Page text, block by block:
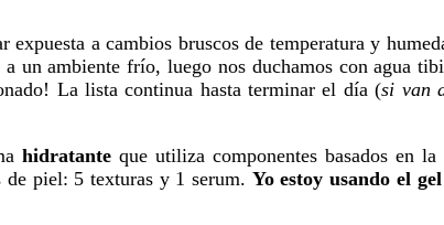
expuesta a cambios bruscos de temperatura y
un ambiente frío, luego nos duchamos con agua
La lista continua hasta terminar el día (si van
hidratanteque utiliza componentes basados en
piel: 5 texturas y 1 serum. Yo estoy usando el